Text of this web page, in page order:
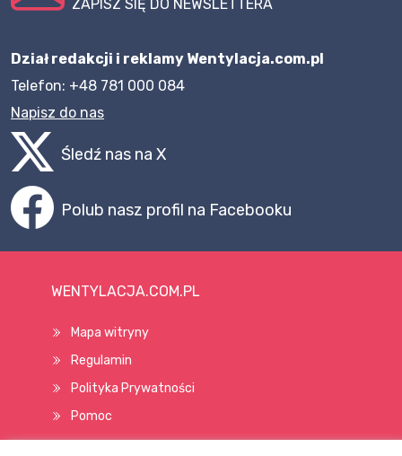
ZAPISZ SIĘ DO NEWSLETTERA
Dział redakcji i reklamy Wentylacja.com.pl
Telefon: +48 781 000 084
Napisz do nas
Śledź nas na X
Polub nasz profil na Facebooku
WENTYLACJA.COM.PL
Mapa witryny
Regulamin
Polityka Prywatności
Pomoc